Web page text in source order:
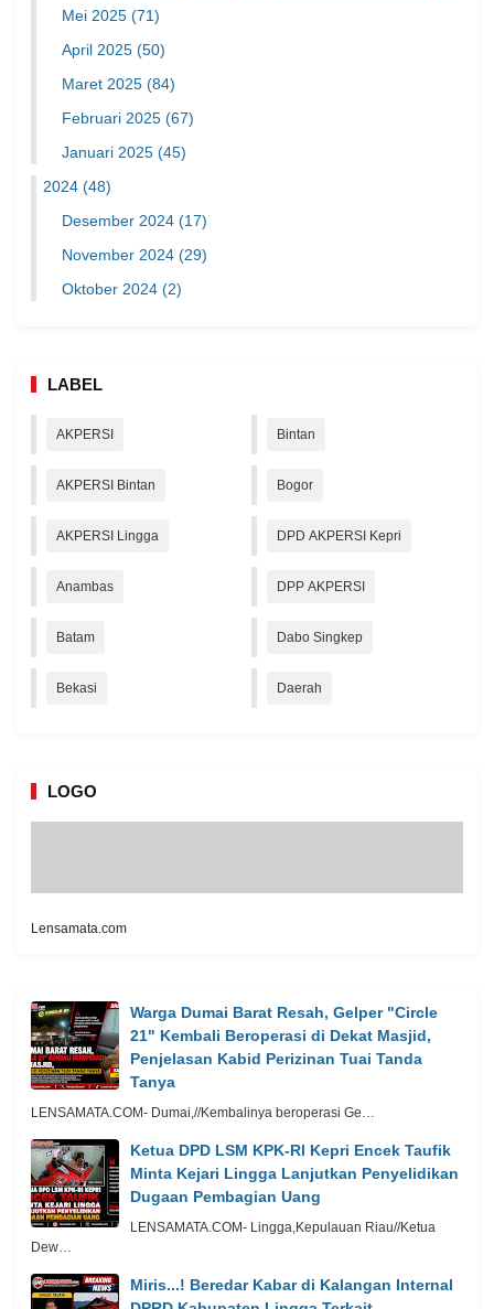
Mei 2025 (71)
April 2025 (50)
Maret 2025 (84)
Februari 2025 (67)
Januari 2025 (45)
2024 (48)
Desember 2024 (17)
November 2024 (29)
Oktober 2024 (2)
LABEL
AKPERSI
AKPERSI Bintan
AKPERSI Lingga
Anambas
Batam
Bekasi
Bintan
Bogor
DPD AKPERSI Kepri
DPP AKPERSI
Dabo Singkep
Daerah
LOGO
Lensamata.com
Warga Dumai Barat Resah, Gelper "Circle
21" Kembali Beroperasi di Dekat Masjid,
Penjelasan Kabid Perizinan Tuai Tanda
Tanya
LENSAMATA.COM- Dumai,//Kembalinya beroperasi Ge…
Ketua DPD LSM KPK-RI Kepri Encek Taufik
Minta Kejari Lingga Lanjutkan Penyelidikan
Dugaan Pembagian Uang
LENSAMATA.COM- Lingga,Kepulauan Riau//Ketua
Dew…
Miris...! Beredar Kabar di Kalangan Internal